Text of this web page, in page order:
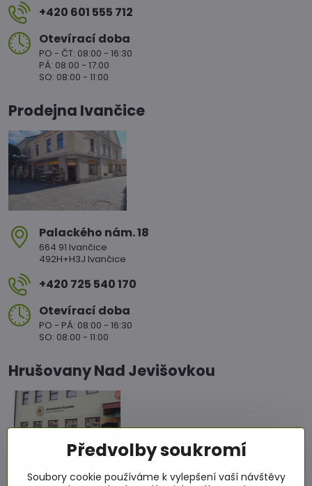
+420 601 555 712
Otevírací doba
PO - ČT: 08:00 - 16:30
PÁ: 08:00 - 17:00
SO: 08:00 - 11:00
Prodejna Ivančice
Palackého nám​. 18
664 91 Ivančice
492H+H3J Ivančice
+420 725 540 170
Otevírací doba
PO - PÁ: 08:00 - 16:30
SO: 08:00 - 11:00
Hrušovany Nad Jevišovkou
Předvolby soukromí
Soubory cookie používáme k vylepšení vaší návštěvy